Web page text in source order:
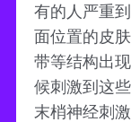
有的人严重
面位置的皮
带等结构出
候刺激到这
末梢神经刺